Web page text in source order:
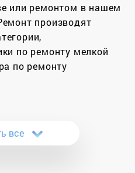
или ремонтом в нашем
производят
по ремонту мелкой
по ремонту
Московской области.
все